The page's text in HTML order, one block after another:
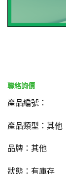
產品編號：
產品類型：其他
品牌：其他
狀態：有庫存